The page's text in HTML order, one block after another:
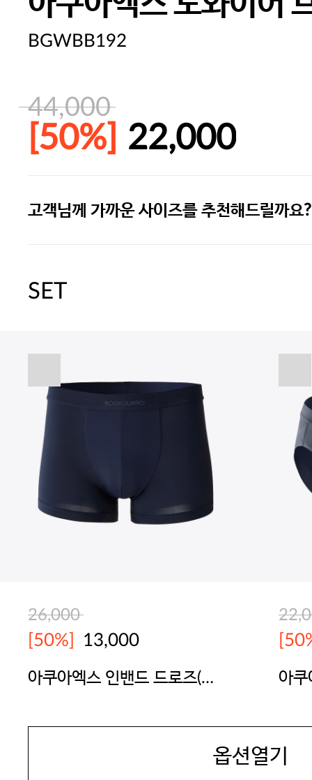
BGWBB192
44,000
[50%] 22,000
주말특가 20%(8.7~8.9)/5만원 이
고객님께 가까운 사이즈를 추천해드릴까요?
SET
26,000
[50%] 13,000
아쿠아엑스 인밴드 드로즈(네
아쿠
옵션열기